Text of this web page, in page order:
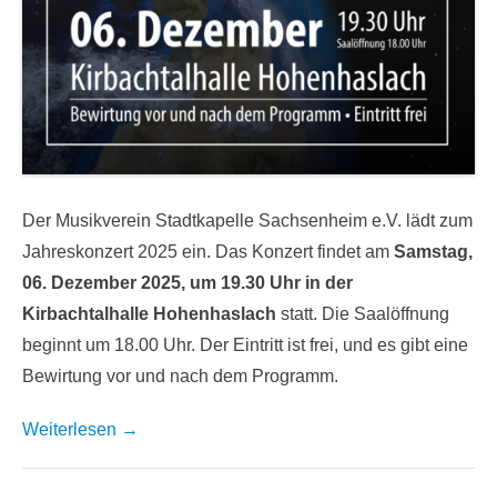
Der Musikverein Stadtkapelle Sachsenheim e.V. lädt zum
Jahreskonzert 2025 ein. Das Konzert findet am Samstag,
06. Dezember 2025, um 19.30 Uhr in der
Kirbachtalhalle Hohenhaslach statt. Die Saalöffnung
beginnt um 18.00 Uhr. Der Eintritt ist frei, und es gibt eine
Bewirtung vor und nach dem Programm.
Weiterlesen →